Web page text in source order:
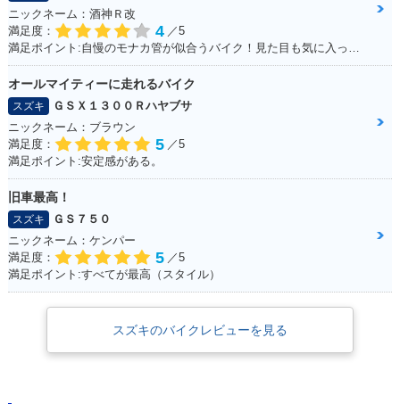
ニックネーム：酒神Ｒ改
満足度：
4 ／5
オールマイティーに走れるバイク
スズキ
ＧＳＸ１３００Ｒハヤブサ
ニックネーム：ブラウン
満足度：
5 ／5
満足ポイント:安定感がある。
旧車最高！
スズキ
ＧＳ７５０
ニックネーム：ケンパー
満足度：
5 ／5
満足ポイント:すべてが最高（スタイル）
スズキのバイクレビューを見る